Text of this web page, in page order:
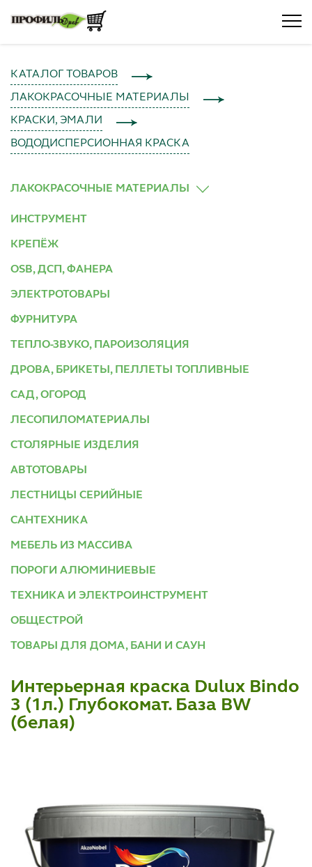
КАТАЛОГ ТОВАРОВ
ЛАКОКРАСОЧНЫЕ МАТЕРИАЛЫ
КРАСКИ, ЭМАЛИ
ВОДОДИСПЕРСИОННАЯ КРАСКА
ЛАКОКРАСОЧНЫЕ МАТЕРИАЛЫ
ИНСТРУМЕНТ
КРЕПЁЖ
OSB, ДСП, ФАНЕРА
ЭЛЕКТРОТОВАРЫ
ФУРНИТУРА
ТЕПЛО-ЗВУКО, ПАРОИЗОЛЯЦИЯ
ДРОВА, БРИКЕТЫ, ПЕЛЛЕТЫ ТОПЛИВНЫЕ
САД, ОГОРОД
ЛЕСОПИЛОМАТЕРИАЛЫ
СТОЛЯРНЫЕ ИЗДЕЛИЯ
АВТОТОВАРЫ
ЛЕСТНИЦЫ СЕРИЙНЫЕ
САНТЕХНИКА
МЕБЕЛЬ ИЗ МАССИВА
ПОРОГИ АЛЮМИНИЕВЫЕ
ТЕХНИКА И ЭЛЕКТРОИНСТРУМЕНТ
ОБЩЕСТРОЙ
ТОВАРЫ ДЛЯ ДОМА, БАНИ И САУН
Интерьерная краска Dulux Bindo
3 (1л.) Глубокомат. База BW
(белая)